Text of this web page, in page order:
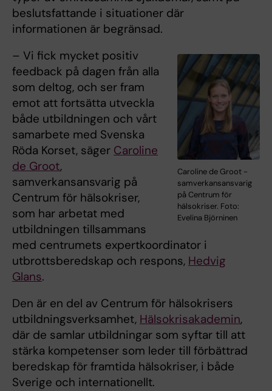
beslutsfattande i situationer där
informationen är begränsad.
Caroline de Groot -
samverkansansvarig
på Centrum för
hälsokriser. Foto:
Evelina Björninen
– Vi fick mycket positiv
feedback på dagen från alla
som deltog, och ser fram
emot att fortsätta utveckla
både utbildningen och vårt
samarbete med Svenska
Röda Korset, säger Caroline
de Groot,
samverkansansvarig på
Centrum för hälsokriser,
som har arbetat med
utbildningen tillsammans
med centrumets expertkoordinator i
utbrottsberedskap och respons, Hedvig
Glans.
Den är en del av Centrum för hälsokrisers
utbildningsverksamhet, Hälsokrisakademin,
där de samlar utbildningar som syftar till att
stärka kompetenser som leder till förbättrad
beredskap för framtida hälsokriser, i både
Sverige och internationellt.